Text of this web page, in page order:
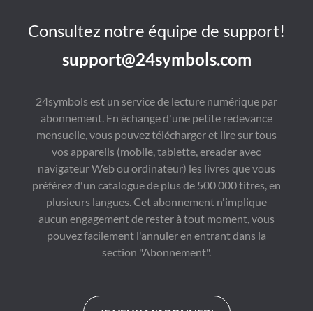
Consultez notre équipe de support!
support@24symbols.com
24symbols est un service de lecture numérique par
abonnement. En échange d'une petite redevance
mensuelle, vous pouvez télécharger et lire sur tous
vos appareils (mobile, tablette, ereader avec
navigateur Web ou ordinateur) les livres que vous
préférez d'un catalogue de plus de 500 000 titres, en
plusieurs langues. Cet abonnement n'implique
aucun engagement de rester à tout moment, vous
pouvez facilement l'annuler en entrant dans la
section "Abonnement".